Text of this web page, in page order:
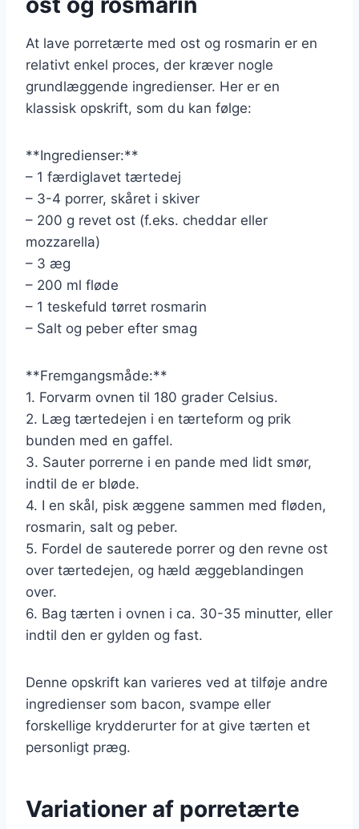
At lave porretærte med ost og rosmarin er en
relativt enkel proces, der kræver nogle
grundlæggende ingredienser. Her er en
klassisk opskrift, som du kan følge:
**Ingredienser:**
– 1 færdiglavet tærtedej
– 3-4 porrer, skåret i skiver
– 200 g revet ost (f.eks. cheddar eller
mozzarella)
– 3 æg
– 200 ml fløde
– 1 teskefuld tørret rosmarin
– Salt og peber efter smag
**Fremgangsmåde:**
1. Forvarm ovnen til 180 grader Celsius.
2. Læg tærtedejen i en tærteform og prik
bunden med en gaffel.
3. Sauter porrerne i en pande med lidt smør,
indtil de er bløde.
4. I en skål, pisk æggene sammen med fløden,
rosmarin, salt og peber.
5. Fordel de sauterede porrer og den revne ost
over tærtedejen, og hæld æggeblandingen
over.
6. Bag tærten i ovnen i ca. 30-35 minutter, eller
indtil den er gylden og fast.
Denne opskrift kan varieres ved at tilføje andre
ingredienser som bacon, svampe eller
forskellige krydderurter for at give tærten et
personligt præg.
Variationer af porretærte